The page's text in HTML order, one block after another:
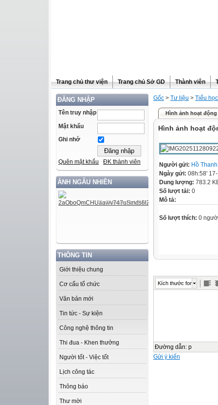
Trang chủ thư viện Trang chủ Sở GD Thành viên
ĐĂNG NHẬP
Tên truy nhập
Mật khẩu
Ghi nhớ
Quên mật khẩu ĐK thành viên
ẢNH NGẪU NHIÊN
THÔNG TIN
Giới thiệu chung
Cơ cấu tổ chức
Văn bản mới
Tin tức - Sự kiện
Công nghệ thông tin
Thi đua - Khen thưởng
Người tốt - Việc tốt
Lịch công tác
Thông báo
Thư mời
Gốc > Tư liệu > Tiểu học
Hình ảnh hoạt
Hình ảnh hoạt
Người gửi: Hồ
Ngày gửi: 08h:58'
Dung lượng: 783.2
Số lượt tải: 0
Mô tả:
Số lượt thích: 0
Kích thước font
Đường dẫn: p
Gửi ý kiến